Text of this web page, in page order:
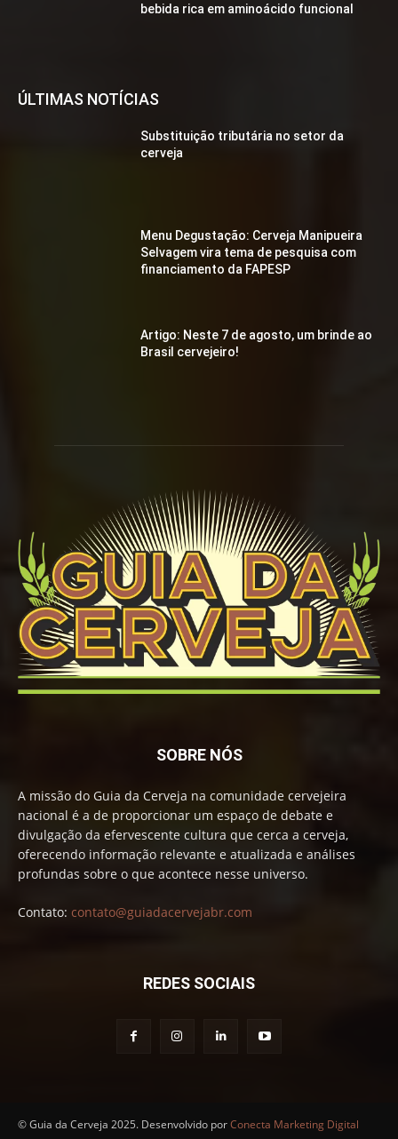
bebida rica em aminoácido funcional
ÚLTIMAS NOTÍCIAS
Substituição tributária no setor da
cerveja
Menu Degustação: Cerveja Manipueira
Selvagem vira tema de pesquisa com
financiamento da FAPESP
Artigo: Neste 7 de agosto, um brinde ao
Brasil cervejeiro!
SOBRE NÓS
A missão do Guia da Cerveja na comunidade cervejeira
nacional é a de proporcionar um espaço de debate e
divulgação da efervescente cultura que cerca a cerveja,
oferecendo informação relevante e atualizada e análises
profundas sobre o que acontece nesse universo.
Contato: contato@guiadacervejabr.com
REDES SOCIAIS
© Guia da Cerveja 2025. Desenvolvido porConecta Marketing Digital